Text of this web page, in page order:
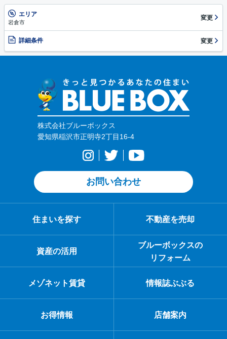
エリア
岩倉市
変更
詳細条件 変更
株式会社ブルーボックス
愛知県稲沢市正明寺2丁目16-4
お問い合わせ
住まいを探す 不動産を売却
資産の活用
ブルーボックスの
リフォーム
メゾネット賃貸 情報誌ぶぶる
お得情報 店舗案内